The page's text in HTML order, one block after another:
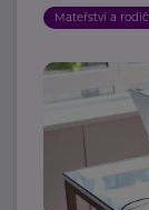
Mateřství a